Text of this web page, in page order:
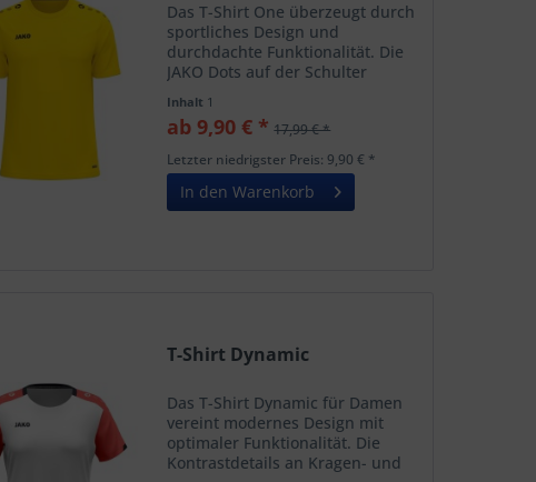
Das T-Shirt One überzeugt durch
sportliches Design und
durchdachte Funktionalität. Die
JAKO Dots auf der Schulter
dynamischen Look, während das
JAKO-Logo auf der rechten Brust
den sportlichen Charakter...
Inhalt 1
ab 9,90 € * 17,99 € *
Letzter niedrigster Preis: 9,90 € *
In den Warenkorb
T-Shirt Dynamic
Das T-Shirt Dynamic für Damen
vereint modernes Design mit
optimaler Funktionalität. Die
Kontrastdetails an Kragen- und